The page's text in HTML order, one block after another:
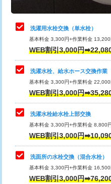
管・ポリ管・HT管使用/3ｍま
給水管工事※（ライニング鋼管
管・ポリ管・HT管使用/3ｍ超
排水管工事（土の掘削・埋め
業）
排水管工事（排水管工事/3ｍ
排水管工事（追加 排水管工事
え）
マス交換（土の掘削・埋め戻
マス交換（深さ50㎝未満）
マス交換（深さ50㎝以上）
止水・漏水調査・防水処理・
理・調整・分解・加工など（中
止水・漏水調査・防水処理・
理・調整・分解・加工など（
キッチンタンク脱着
その他部品の脱着
交換・取付（タンク）
交換・取付(単水栓（壁付・デ
式）)
交換・取付(混合水栓（壁付・
式・ワンホール）)
洗濯用水栓交換（単水栓）
基本料金 3,300円+作業料金
WEB割引3,000円
洗濯水栓、給水ホース交換作業
基本料金 3,300円+作業料金
WEB割引3,000円
洗濯水栓給水栓上部交換
基本料金 3,300円+作業料金 8,800
WEB割引3,000円
洗面所の水栓交換（混合水栓）
基本料金 3,300円+作業料金
WEB割引3,000円